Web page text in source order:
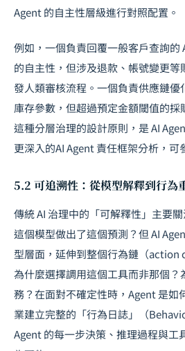
Agent 的自主性層級進行對照配置。
例如，一個負責回覆一般客戶查詢的
的自主性，但涉及退款、帳號變更
發人類審核流程。一個負責供應鏈優
庫存參數，但超過預定金額閾值的採
這種分層治理的設計原則，是 AI
更深入的AI Agent 責任框架分析，可
5.2 可追溯性：從模型解釋到行為
傳統 AI 治理中的「可解釋性」主要
這個模型做出了這個預測？但 AI
型層面，延伸到整個行為鏈（action
為什麼選擇調用這個工具而非那個
務？在面對不確定性時，Agent 是如
業建立完整的「行為日誌」（
Agent 的每一步決策、推理過程與工